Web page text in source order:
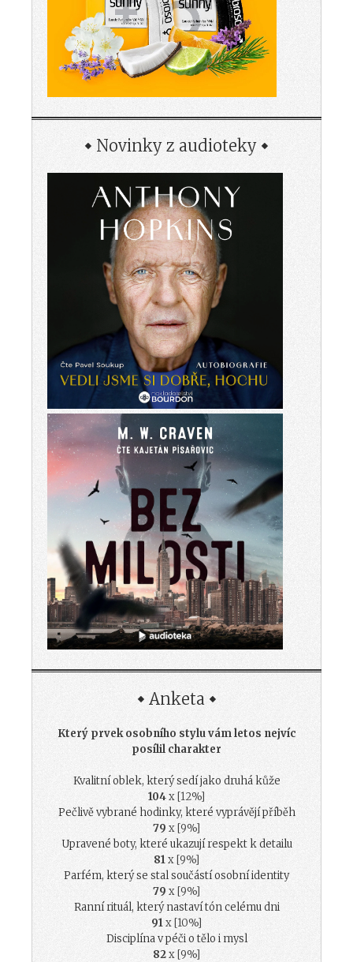
Novinky z audioteky
Anketa
Který prvek osobního stylu vám letos nejvíc
posílil charakter
Kvalitní oblek, který sedí jako druhá kůže
104x [12%]
Pečlivě vybrané hodinky, které vyprávějí příběh
79 x [9%]
Upravené boty, které ukazují respekt k detailu
81x [9%]
Parfém, který se stal součástí osobní identity
79 x [9%]
Ranní rituál, který nastaví tón celému dni
91x [10%]
Disciplína v péči o tělo i mysl
82x [9%]